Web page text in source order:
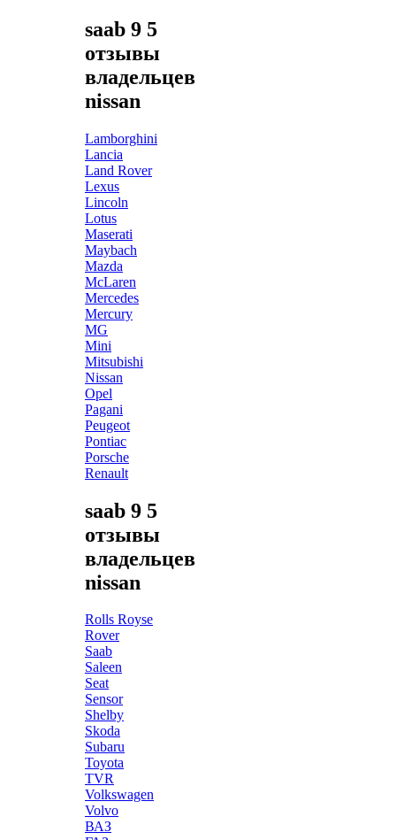
saab 9 5
отзывы
владельцев
nissan
Lamborghini
Lancia
Land Rover
Lexus
Lincoln
Lotus
Maserati
Maybach
Mazda
McLaren
Mercedes
Mercury
MG
Mini
Mitsubishi
Nissan
Opel
Pagani
Peugeot
Pontiac
Porsche
Renault
saab 9 5
отзывы
владельцев
nissan
Rolls Royse
Rover
Saab
Saleen
Seat
Sensor
Shelby
Skoda
Subaru
Toyota
TVR
Volkswagen
Volvo
ВАЗ